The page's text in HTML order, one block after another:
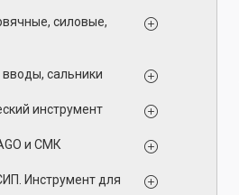
силовые,
сальники
инструмент
и СМК
Инструмент для